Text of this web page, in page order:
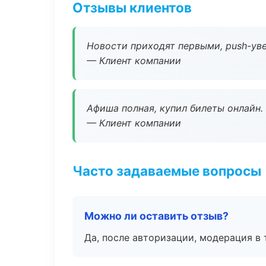
Отзывы клиентов
Новости приходят первыми, push-
— Клиент компании
Афиша полная, купил билеты онлайн.
— Клиент компании
Часто задаваемые вопросы
Можно ли оставить отзыв?
Да, после авторизации, модерация в